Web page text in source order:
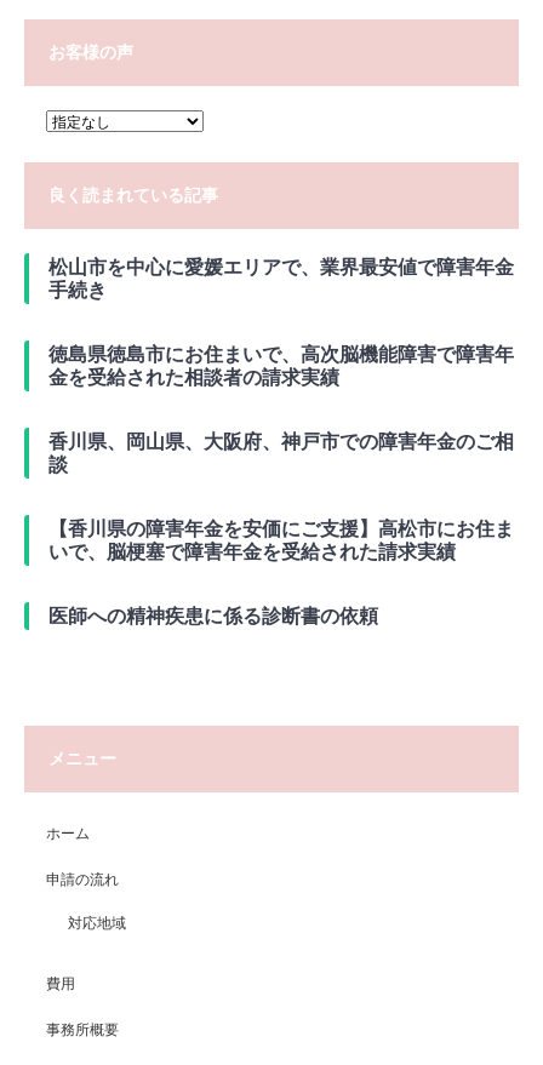
お客様の声
良く読まれている記事
松山市を中心に愛媛エリアで、業界最安値で障害年金
手続き
徳島県徳島市にお住まいで、高次脳機能障害で障害年
金を受給された相談者の請求実績
香川県、岡山県、大阪府、神戸市での障害年金のご相
談
【香川県の障害年金を安価にご支援】高松市にお住ま
いで、脳梗塞で障害年金を受給された請求実績
医師への精神疾患に係る診断書の依頼
メニュー
ホーム
申請の流れ
対応地域
費用
事務所概要